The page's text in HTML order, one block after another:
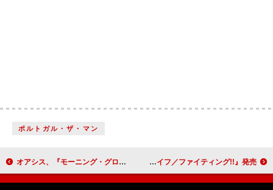
ポルトガル・ザ・マン
オアシス、『モーニング・グローリー』30周年記念DX版より「Morning Glory（Unplugged）」先行配信 シン・リジィ、『1976』続編コレクション『74-75：ナイト・ライフ／ファイティング!!』発売